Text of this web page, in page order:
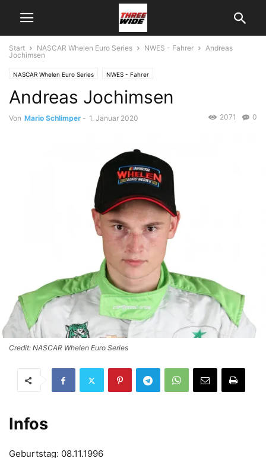
Start NASCAR Whelen Euro Series NWES - Fahrer
Andreas
Jochimsen
NASCAR Whelen Euro Series NWES - Fahrer
Andreas Jochimsen
Von Mario Schlimper - 1. Januar 2020 0
2071
Credit: NASCAR Whelen Euro Series
Infos
Geburtstag: 08.11.1996